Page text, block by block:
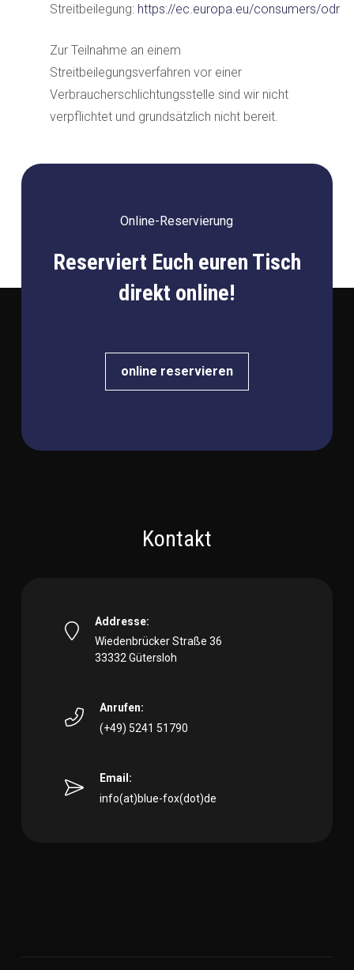
Streitbeilegung: https://ec.europa.eu/consumers/odr
Zur Teilnahme an einem
Streitbeilegungsverfahren vor einer
Verbraucherschlichtungsstelle sind wir nicht
verpflichtet und grundsätzlich nicht bereit.
Online-Reservierung
Reserviert Euch euren Tisch
direkt online!
online reservieren
Kontakt
Addresse:
Wiedenbrücker Straße 36
33332 Gütersloh
Anrufen:
(+49) 5241 51790
Email:
info(at)blue-fox(dot)de